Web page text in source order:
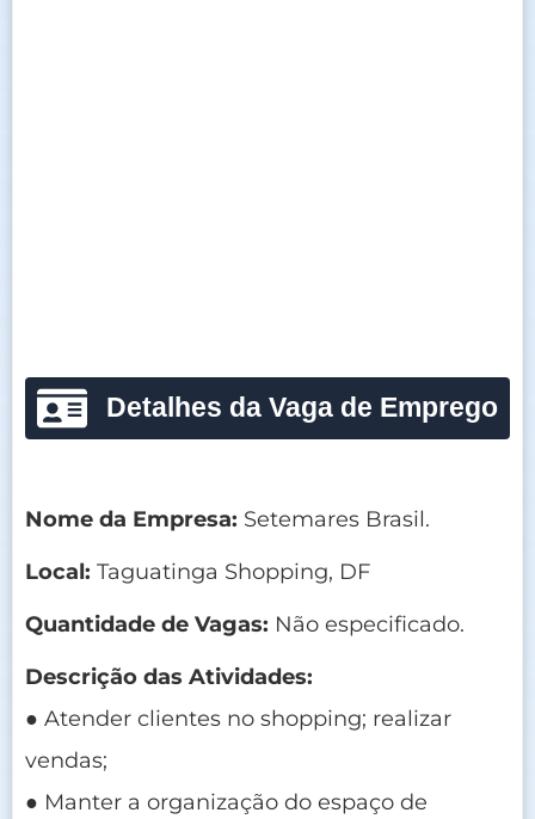
Detalhes da Vaga de Emprego
Nome da Empresa: Setemares Brasil.
Local: Taguatinga Shopping, DF
Quantidade de Vagas: Não especificado.
Descrição das Atividades:
● Atender clientes no shopping; realizar
vendas;
● Manter a organização do espaço de